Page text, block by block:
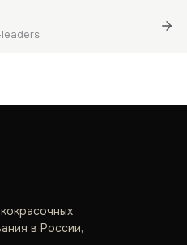
в России,